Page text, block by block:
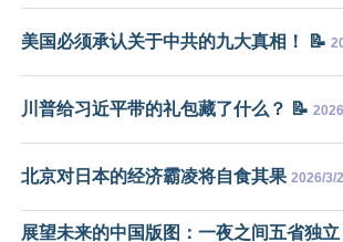
美国必须承认关于中共的九大真相！ 📝
川普给习近平带的礼包藏了什么？ 📝
北京对日本的经济霸凌将自食其果 2026/3/
展望未来的中国版图：一夜之间五省独立